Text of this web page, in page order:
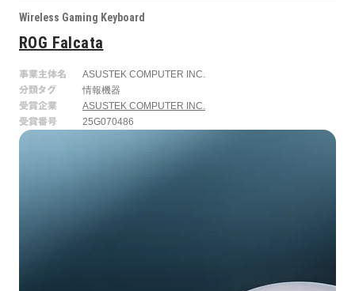
Wireless Gaming Keyboard
ROG Falcata
事業主体名
ASUSTEK COMPUTER INC.
分類タグ
情報機器
受賞企業
ASUSTEK COMPUTER INC.
受賞番号
25G070486